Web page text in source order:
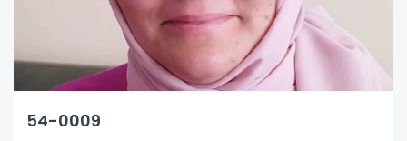
54-0009